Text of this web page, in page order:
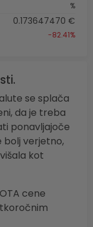
%
0.173647470 €
-82.41%
se splača
da je treba
ponavljajoče
bolj verjetno,
kot
cene